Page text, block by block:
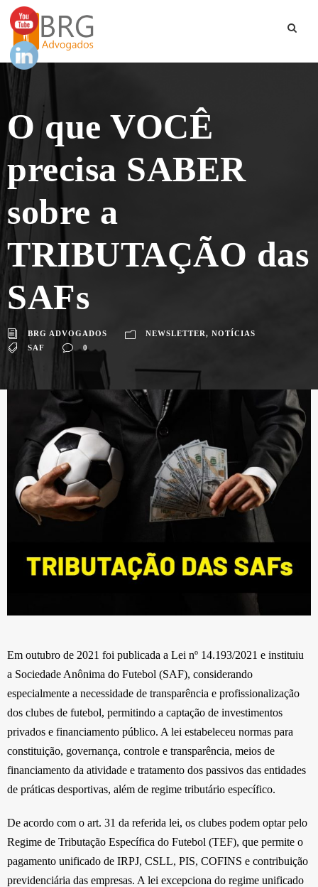
O que VOCÊ
precisa SABER
sobre a
TRIBUTAÇÃO das
SAFs
BRG ADVOGADOS NEWSLETTER, NOTÍCIAS
SAF
0
Em outubro de 2021 foi publicada a Lei nº 14.193/2021 e instituiu
a Sociedade Anônima do Futebol (SAF), considerando
especialmente a necessidade de transparência e profissionalização
dos clubes de futebol, permitindo a captação de investimentos
privados e financiamento público. A lei estabeleceu normas para
constituição, governança, controle e transparência, meios de
financiamento da atividade e tratamento dos passivos das entidades
de práticas desportivas, além de regime tributário específico.
De acordo com o art. 31 da referida lei, os clubes podem optar pelo
Regime de Tributação Específica do Futebol (TEF), que permite o
pagamento unificado de IRPJ, CSLL, PIS, COFINS e contribuição
previdenciária das empresas. A lei excepciona do regime unificado